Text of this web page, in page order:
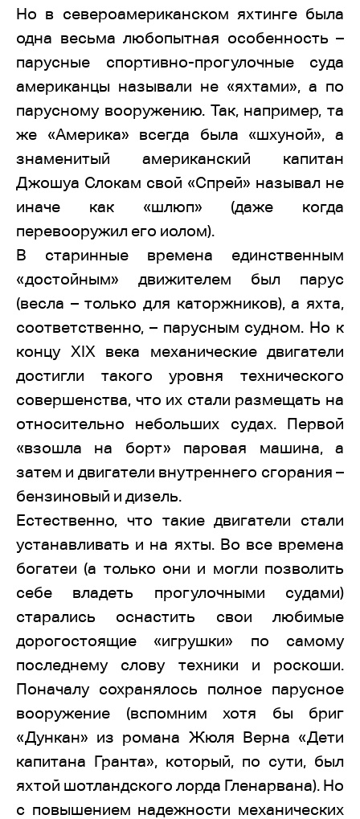
Но в североамериканском яхтинге была
одна весьма любопытная особенность –
парусные спортивно-прогулочные суда
американцы называли не «яхтами», а по
парусному вооружению. Так, например, та
же «Америка» всегда была «шхуной», а
знаменитый американский капитан
Джошуа Слокам свой «Спрей» называл не
иначе как «шлюп» (даже когда
перевооружил его иолом).
В старинные времена единственным
«достойным» движителем был парус
(весла – только для каторжников), а яхта,
соответственно, – парусным судном. Но к
концу XIX века механические двигатели
достигли такого уровня технического
совершенства, что их стали размещать на
относительно небольших судах. Первой
«взошла на борт» паровая машина, а
затем и двигатели внутреннего сгорания –
бензиновый и дизель.
Естественно, что такие двигатели стали
устанавливать и на яхты. Во все времена
богатеи (а только они и могли позволить
себе владеть прогулочными судами)
старались оснастить свои любимые
дорогостоящие «игрушки» по самому
последнему слову техники и роскоши.
Поначалу сохранялось полное парусное
вооружение (вспомним хотя бы бриг
«Дункан» из романа Жюля Верна «Дети
капитана Гранта», который, по сути, был
яхтой шотландского лорда Гленарвана). Но
с повышением надежности механических